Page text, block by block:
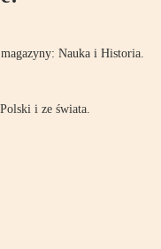
Nauka i Historia.
i ze świata.